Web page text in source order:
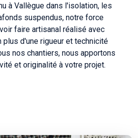
à Vallègue dans l'isolation, les
suspendus, notre force
faire artisanal réalisé avec
plus d'une rigueur et technicité
nos chantiers, nous apportons
et originalité à votre projet.